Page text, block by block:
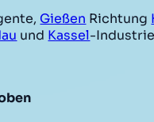
Gießen Richtung
und Kassel-